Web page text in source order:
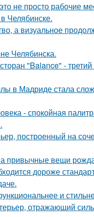
не просто рабочие
Челябинске.
а визуальное
Челябинска.
"Balance" -
в Мадриде стала
- спокойная
построенный на
привычные вещи
дороже
и
отражающий